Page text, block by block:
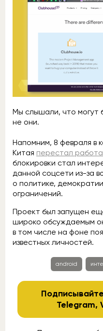
Мы слышали, что могут
не они.
Напомним, 8 февраля в
Китая перестал
блокировки стал
данной соцсети из-за
о политике,
ограничений.
Проект был запущен
широко обсуждаемым
в том числе на фоне
известных личностей.
android
Telegram,